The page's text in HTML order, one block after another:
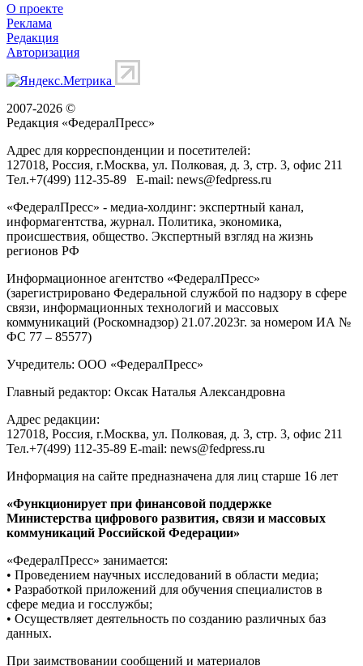
О проекте
Реклама
Редакция
Авторизация
2007-2026 ©
Редакция «ФедералПресс»
Адрес для корреспонденции и посетителей:
127018, Россия, г.Москва, ул. Полковая, д. 3, стр. 3, офис 211
Тел.+7(499) 112-35-89 E-mail: news@fedpress.ru
«ФедералПресс» - медиа-холдинг: экспертный канал,
информагентства, журнал. Политика, экономика,
происшествия, общество. Экспертный взгляд на жизнь
регионов РФ
Информационное агентство «ФедералПресс»
(зарегистрировано Федеральной службой по надзору в сфере
связи, информационных технологий и массовых
коммуникаций (Роскомнадзор) 21.07.2023г. за номером ИА №
ФС 77 – 85577)
Учредитель: ООО «ФедералПресс»
Главный редактор: Оксак Наталья Александровна
Адрес редакции:
127018, Россия, г.Москва, ул. Полковая, д. 3, стр. 3, офис 211
Тел.+7(499) 112-35-89 E-mail: news@fedpress.ru
Информация на сайте предназначена для лиц старше 16 лет
«Функционирует при финансовой поддержке
Министерства цифрового развития, связи и массовых
коммуникаций Российской Федерации»
«ФедералПресс» занимается:
• Проведением научных исследований в области медиа;
• Разработкой приложений для обучения специалистов в
сфере медиа и госслужбы;
• Осуществляет деятельность по созданию различных баз
данных.
При заимствовании сообщений и материалов